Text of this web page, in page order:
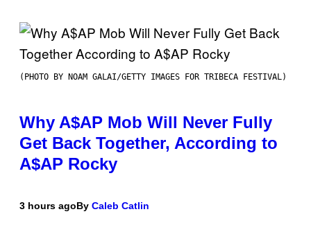
(PHOTO BY NOAM GALAI/GETTY IMAGES FOR TRIBECA FESTIVAL)
Why A$AP Mob Will Never Fully
Get Back Together, According to
A$AP Rocky
3 hours agoBy Caleb Catlin